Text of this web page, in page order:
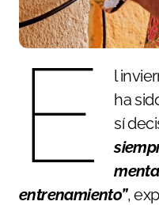
E l
ha
sí
entrenamiento”,